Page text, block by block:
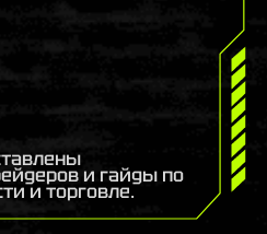
и гайды по
и торговле.